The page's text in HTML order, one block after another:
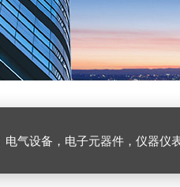
电气设备，电子元器件，仪器仪